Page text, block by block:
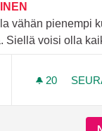
vähän pienempi
Siellä voisi olla
20 20